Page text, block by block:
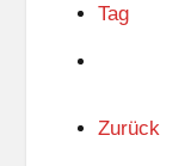
Tag
Zurück